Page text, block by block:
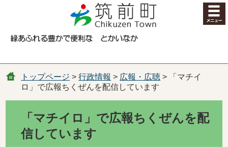
コンテンツにジャンプ
トップページ >行政情報 > 広報・広聴 > 「マチイ
ロ」で広報ちくぜんを配信しています
「マチイロ」で広報ちくぜんを配
信しています